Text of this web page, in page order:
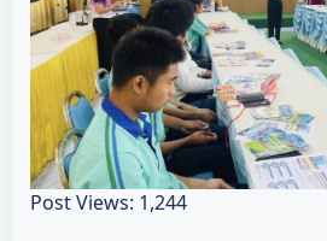
Post Views: 1,244